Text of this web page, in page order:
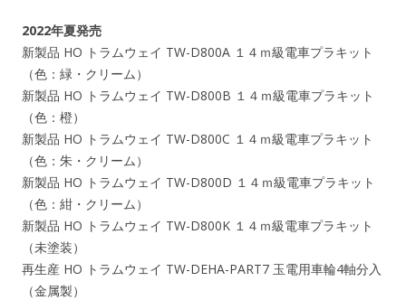
2022年夏発売
新製品 HO トラムウェイ TW-D800A １４ｍ級電車プラキット
（色：緑・クリーム）
新製品 HO トラムウェイ TW-D800B １４ｍ級電車プラキット
（色：橙）
新製品 HO トラムウェイ TW-D800C １４ｍ級電車プラキット
（色：朱・クリーム）
新製品 HO トラムウェイ TW-D800D １４ｍ級電車プラキット
（色：紺・クリーム）
新製品 HO トラムウェイ TW-D800K １４ｍ級電車プラキット
（未塗装）
再生産 HO トラムウェイ TW-DEHA-PART7 玉電用車輪4軸分入
（金属製）